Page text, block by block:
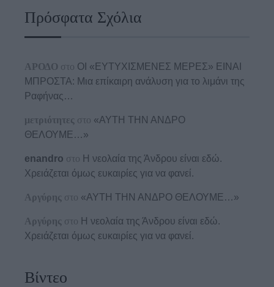
Πρόσφατα Σχόλια
ΑΡΟΔΟ στο ΟΙ «ΕΥΤΥΧΙΣΜΕΝΕΣ ΜΕΡΕΣ» ΕΙΝΑΙ
ΜΠΡΟΣΤΑ: Μια επίκαιρη ανάλυση για το λιμάνι της
Ραφήνας…
μετριότητες στο «ΑΥΤΗ ΤΗΝ ΑΝΔΡΟ
ΘΕΛΟΥΜΕ…»
enandro στο Η νεολαία της Άνδρου είναι εδώ.
Χρειάζεται όμως ευκαιρίες για να φανεί.
Αργύρης στο «ΑΥΤΗ ΤΗΝ ΑΝΔΡΟ ΘΕΛΟΥΜΕ…»
Αργύρης στο Η νεολαία της Άνδρου είναι εδώ.
Χρειάζεται όμως ευκαιρίες για να φανεί.
Βίντεο